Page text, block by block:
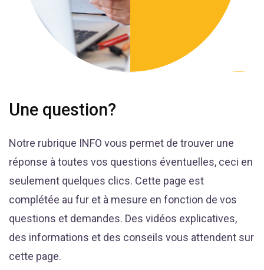
Une question?
Notre rubrique INFO vous permet de trouver une
réponse à toutes vos questions éventuelles, ceci en
seulement quelques clics. Cette page est
complétée au fur et à mesure en fonction de vos
questions et demandes. Des vidéos explicatives,
des informations et des conseils vous attendent sur
cette page.